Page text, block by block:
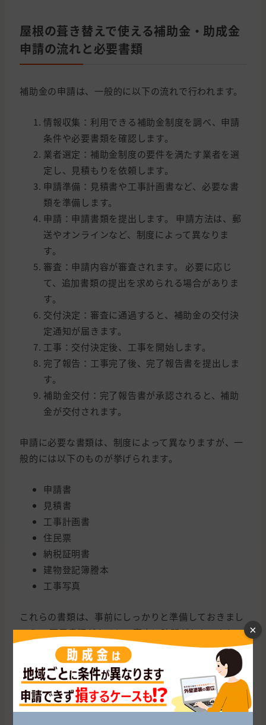
屋根の葺き替えで使える補助金・助成金
申請の流れと必要書類
補助金の申請は、一般的に以下の流れで行われます。
情報収集：利用できる補助金制度を調べ、申請
条件や必要書類を確認します。
業者選定：補助金制度の要件を満たす業者を選
定し、見積もりを依頼します。
申請準備：見積書や工事計画書など、必要な書
類を準備します。
申請：申請書類を提出します。 申請方法は、郵
送やオンラインなど、制度によって異なりま
す。
審査：申請内容が審査されます。 必要に応じ
て、追加書類の提出を求められる場合がありま
す。
交付決定：審査に通過すると、補助金の交付決
定通知が届きます。
工事：交付決定後、工事を開始します。
完了報告：工事完了後、完了報告書を提出しま
す。
補助金交付：完了報告書が承認されると、補助
金が交付されます。
申請に必要な書類は、制度によって異なりますが、一
般的には以下のものが挙げられます。
申請書
見積書
工事計画書
住民票
納税証明書
建物登記簿謄本
工事写真
これらの書類は、事前にしっかりと準備しておきまし
ょう。 不足書類があると、審査に時間がかかったり、
申請が却下される可能性もあります。 申請に不安があ
る場合は、専門業者に相談してみるのがおすすめで
す。 業者によっては、申請代行サービスを提供してい
る場合もあります。
×